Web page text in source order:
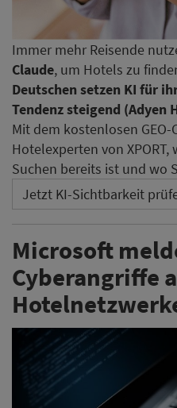
Immer mehr Reisende
Claude, um Hotels zu
Deutschen setzen KI für
Tendenz steigend
Mit dem kostenlosen GEO-
Hotelexperten von
Suchen bereits ist und wo
Jetzt KI-Sichtbarkeit
Microsoft
Cyberangriffe